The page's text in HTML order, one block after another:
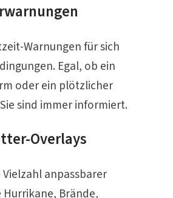
Warnungen für sich
Egal, ob ein
oder ein plötzlicher
sind immer informiert.
Overlays
anpassbarer
Brände,